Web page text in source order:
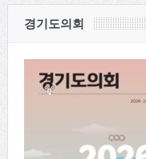
경기도의회